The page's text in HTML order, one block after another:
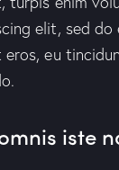
elit, sed
eu
iste